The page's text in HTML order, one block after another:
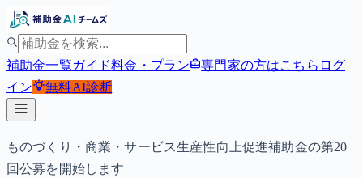
補助金一覧ガイド料金・プラン 専門家の方はこちら ログ
イン
無料AI診断
ものづくり・商業・サービス生産性向上促進補助金の第20
回公募を開始します